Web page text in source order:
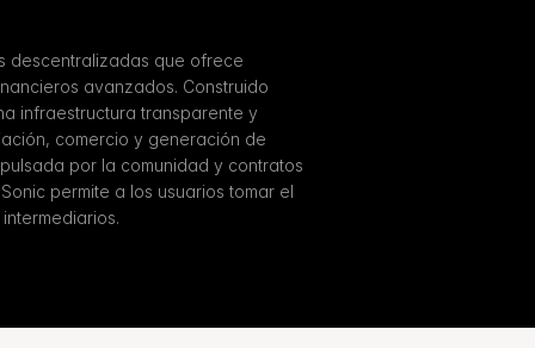
descentralizadas que ofrece
avanzados. Construido
infraestructura transparente y
comercio y generación de
por la comunidad y contratos
permite a los usuarios tomar el